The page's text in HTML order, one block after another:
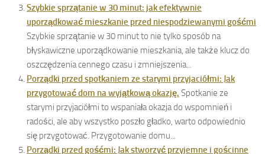
Szybkie sprzątanie w 30 minut: jak efektywnie
uporządkować mieszkanie przed niespodziewanymi gośćmi
Szybkie sprzątanie w 30 minut to nie tylko sposób na
błyskawiczne uporządkowanie mieszkania, ale także klucz do
oszczędzenia cennego czasu i zmniejszenia...
Porządki przed spotkaniem ze starymi przyjaciółmi: Jak
przygotować dom na wyjątkową okazję. Spotkanie ze
starymi przyjaciółmi to wspaniała okazja do wspomnień i
radości, ale aby wszystko poszło gładko, warto odpowiednio
się przygotować. Przygotowanie domu...
Porządki przed gośćmi: Jak stworzyć przyjemne i gościnne